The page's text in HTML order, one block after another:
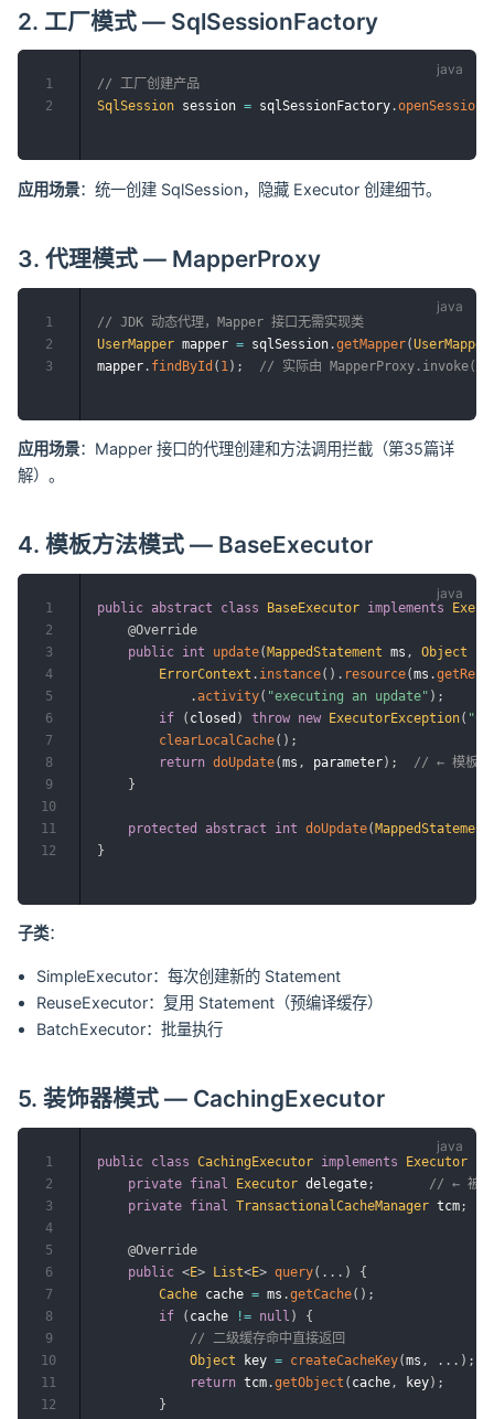
2. 工厂模式 — SqlSessionFactory
// 工厂创建产品
SqlSession session = sqlSessionFactory .openSession
1
2
应用场景：统一创建 SqlSession，隐藏 Executor 创建细节。
3. 代理模式 — MapperProxy
// JDK 动态代理，Mapper 接口无需实现类
UserMapper mapper = sqlSession .getMapper(UserMapper
mapper . findById ( 1 ) ; // 实际由 MapperProxy.invoke()
1
2
3
应用场景：Mapper 接口的代理创建和方法调用拦截（第35篇详
解）。
4. 模板方法模式 — BaseExecutor
public abstract class BaseExecutor implements
@Override
public int update( MappedStatement ms , Object
ErrorContext . instance( ) . resource(ms .
.activity( "executing an update" ) ;
if
( closed ) throw new ExecutorException(
clearLocalCache( ) ;
return doUpdate(ms , parameter) ;
// ← 模板方
}
protected abstract int doUpdate( MappedStatement
}
1
2
3
4
5
6
7
8
9
10
11
12
子类：
SimpleExecutor：每次创建新的 Statement
ReuseExecutor：复用 Statement（预编译缓存）
BatchExecutor：批量执行
5. 装饰器模式 — CachingExecutor
public class CachingExecutor implements Executor
private final Executor delegate ;
// ← 被装
private final TransactionalCacheManager tcm ;
@Override
public <E> List<E> query( . . . )
{
Cache cache = ms .getCache( ) ;
if
( cache != null )
{
// 二级缓存命中直接返回
Object key = createCacheKey(ms , . . . ) ;
return tcm .getObject ( cache , key) ;
}
1
2
3
4
5
6
7
8
9
10
11
12